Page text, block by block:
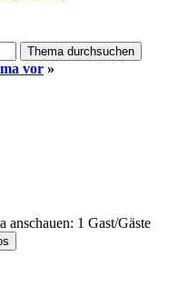
vor »
anschauen: 1 Gast/Gäste